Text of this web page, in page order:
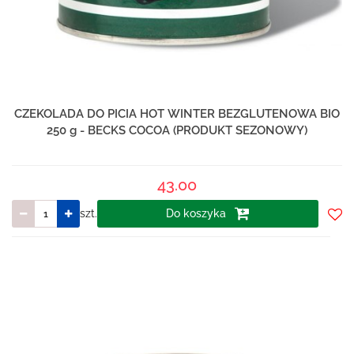
CZEKOLADA DO PICIA HOT WINTER BEZGLUTENOWA BIO
250 g - BECKS COCOA (PRODUKT SEZONOWY)
43.00
szt. Do koszyka